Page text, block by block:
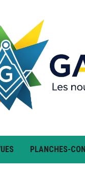
PLANCHES-